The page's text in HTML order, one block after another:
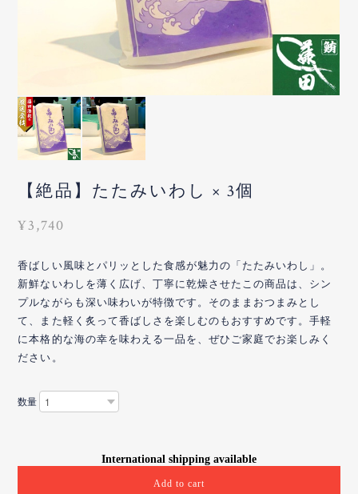
【絶品】たたみいわし × 3個
¥3,740
香ばしい風味とパリッとした食感が魅力の「たたみいわし」。
新鮮ないわしを薄く広げ、丁寧に乾燥させたこの商品は、シン
プルながらも深い味わいが特徴です。そのままおつまみとし
て、また軽く炙って香ばしさを楽しむのもおすすめです。手軽
に本格的な海の幸を味わえる一品を、ぜひご家庭でお楽しみく
ださい。
数量
International shipping available
Add to cart